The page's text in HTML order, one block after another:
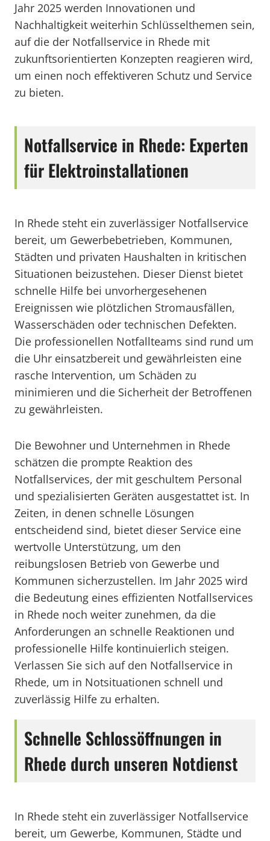
Jahr 2025 werden Innovationen und
Nachhaltigkeit weiterhin Schlüsselthemen sein,
auf die der Notfallservice in Rhede mit
zukunftsorientierten Konzepten reagieren wird,
um einen noch effektiveren Schutz und Service
zu bieten.
Notfallservice in Rhede: Experten
für Elektroinstallationen
In Rhede steht ein zuverlässiger Notfallservice
bereit, um Gewerbebetrieben, Kommunen,
Städten und privaten Haushalten in kritischen
Situationen beizustehen. Dieser Dienst bietet
schnelle Hilfe bei unvorhergesehenen
Ereignissen wie plötzlichen Stromausfällen,
Wasserschäden oder technischen Defekten.
Die professionellen Notfallteams sind rund um
die Uhr einsatzbereit und gewährleisten eine
rasche Intervention, um Schäden zu
minimieren und die Sicherheit der Betroffenen
zu gewährleisten.
Die Bewohner und Unternehmen in Rhede
schätzen die prompte Reaktion des
Notfallservices, der mit geschultem Personal
und spezialisierten Geräten ausgestattet ist. In
Zeiten, in denen schnelle Lösungen
entscheidend sind, bietet dieser Service eine
wertvolle Unterstützung, um den
reibungslosen Betrieb von Gewerbe und
Kommunen sicherzustellen. Im Jahr 2025 wird
die Bedeutung eines effizienten Notfallservices
in Rhede noch weiter zunehmen, da die
Anforderungen an schnelle Reaktionen und
professionelle Hilfe kontinuierlich steigen.
Verlassen Sie sich auf den Notfallservice in
Rhede, um in Notsituationen schnell und
zuverlässig Hilfe zu erhalten.
Schnelle Schlossöffnungen in
Rhede durch unseren Notdienst
In Rhede steht ein zuverlässiger Notfallservice
bereit, um Gewerbe, Kommunen, Städte und